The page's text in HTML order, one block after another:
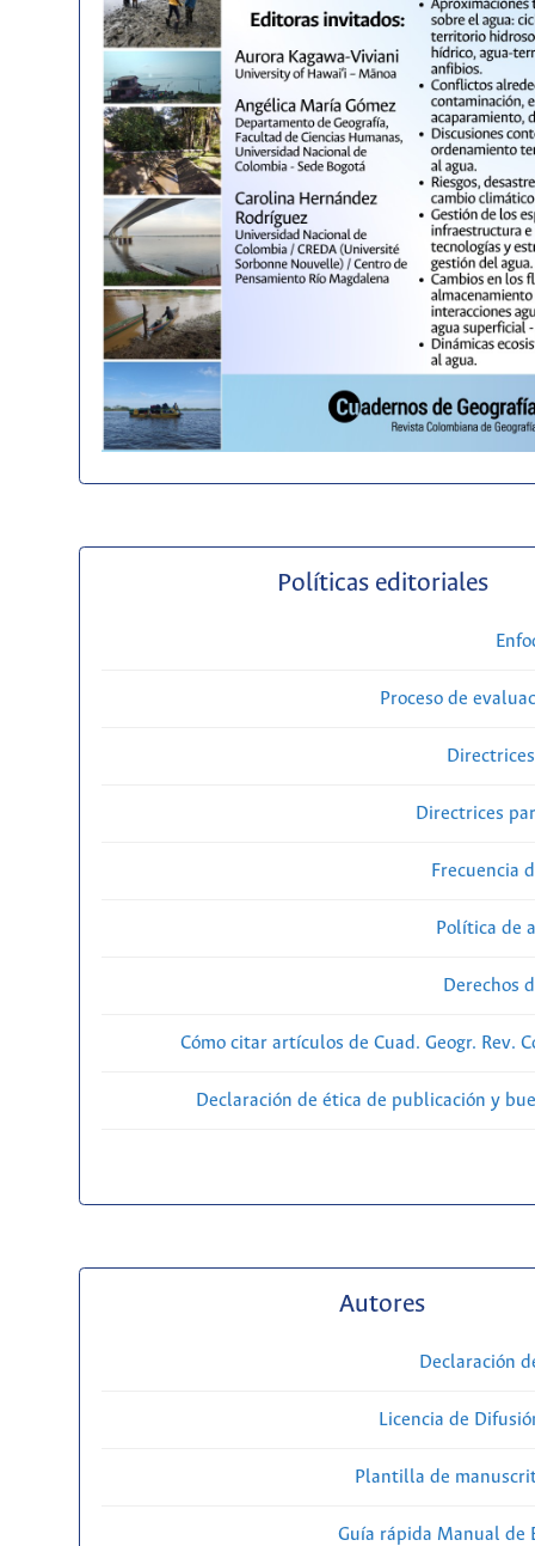
Políticas editoriales
Proceso de
Directrices
Frecuencia
Política de
Derechos
Cómo citar artículos de Cuad. Geogr. Rev.
Declaración de ética de publicación y
Autores
Declaración
Licencia de
Plantilla de
Guía rápida Manual de